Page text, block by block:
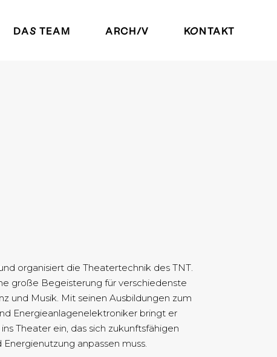
DAS TEAM ARCHIV KONTAKT
organisiert die Theatertechnik des TNT.
große Begeisterung für verschiedenste
und Musik. Mit seinen Ausbildungen zum
Energieanlagenelektroniker bringt er
Theater ein, das sich zukunftsfähigen
anpassen muss.